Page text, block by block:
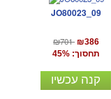
JO80023_09
₪701 ₪386
תחסוך: 45%
קנה עכשיו